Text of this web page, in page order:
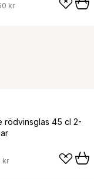
kr
rödvinsglas 45 cl 2-
kr